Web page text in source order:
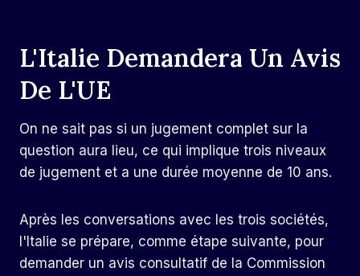
L'Italie Demandera Un Avis
De L'UE
On ne sait pas si un jugement complet sur la
question aura lieu, ce qui implique trois niveaux
de jugement et a une durée moyenne de 10 ans.
Après les conversations avec les trois sociétés,
l'Italie se prépare, comme étape suivante, pour
demander un avis consultatif de la Commission